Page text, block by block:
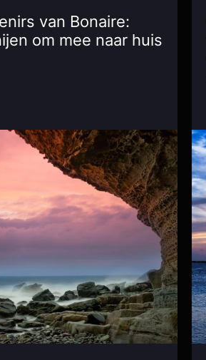
van Bonaire:
om mee naar huis